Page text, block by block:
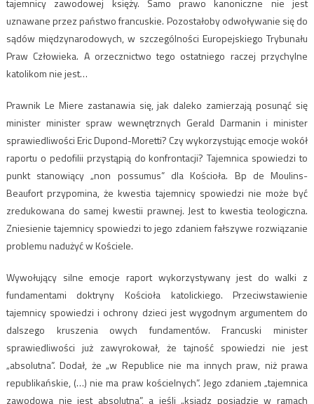
tajemnicy zawodowej księży. Samo prawo kanoniczne nie jest
uznawane przez państwo francuskie. Pozostałoby odwoływanie się do
sądów międzynarodowych, w szczególności Europejskiego Trybunału
Praw Człowieka. A orzecznictwo tego ostatniego raczej przychylne
katolikom nie jest…
Prawnik Le Miere zastanawia się, jak daleko zamierzają posunąć się
minister minister spraw wewnętrznych Gerald Darmanin i minister
sprawiedliwości Eric Dupond-Moretti? Czy wykorzystując emocje wokół
raportu o pedofilii przystąpią do konfrontacji? Tajemnica spowiedzi to
punkt stanowiący „non possumus” dla Kościoła. Bp de Moulins-
Beaufort przypomina, że kwestia tajemnicy spowiedzi nie może być
zredukowana do samej kwestii prawnej. Jest to kwestia teologiczna.
Zniesienie tajemnicy spowiedzi to jego zdaniem fałszywe rozwiązanie
problemu nadużyć w Kościele.
Wywołujący silne emocje raport wykorzystywany jest do walki z
fundamentami doktryny Kościoła katolickiego. Przeciwstawienie
tajemnicy spowiedzi i ochrony dzieci jest wygodnym argumentem do
dalszego kruszenia owych fundamentów. Francuski minister
sprawiedliwości już zawyrokował, że tajność spowiedzi nie jest
„absolutna”. Dodał, że „w Republice nie ma innych praw, niż prawa
republikańskie, (…) nie ma praw kościelnych”. Jego zdaniem „tajemnica
zawodowa nie jest absolutna”, a jeśli „ksiądz posiądzie w ramach